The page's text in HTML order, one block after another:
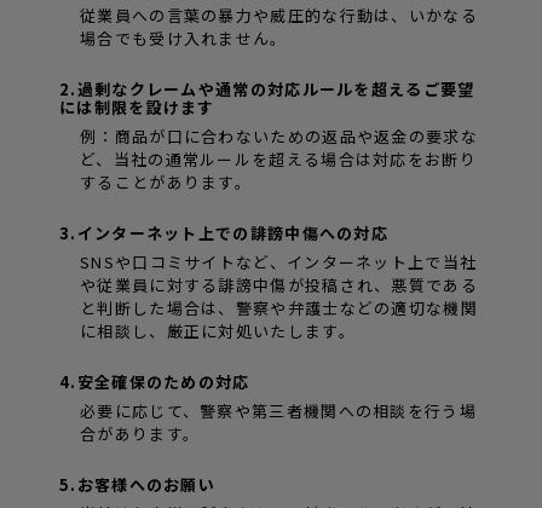
従業員への言葉の暴力や威圧的な行動は、いかなる
場合でも受け入れません。
2.過剰なクレームや通常の対応ルールを超えるご要望
には制限を設けます
例：商品が口に合わないための返品や返金の要求な
ど、当社の通常ルールを超える場合は対応をお断り
することがあります。
3.インターネット上での誹謗中傷への対応
SNSや口コミサイトなど、インターネット上で当社
や従業員に対する誹謗中傷が投稿され、悪質である
と判断した場合は、警察や弁護士などの適切な機関
に相談し、厳正に対処いたします。
4.安全確保のための対応
必要に応じて、警察や第三者機関への相談を行う場
合があります。
5.お客様へのお願い